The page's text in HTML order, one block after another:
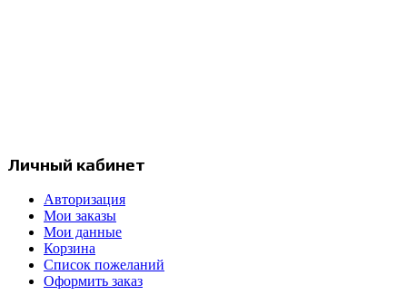
Личный кабинет
Авторизация
Мои заказы
Мои данные
Корзина
Список пожеланий
Оформить заказ